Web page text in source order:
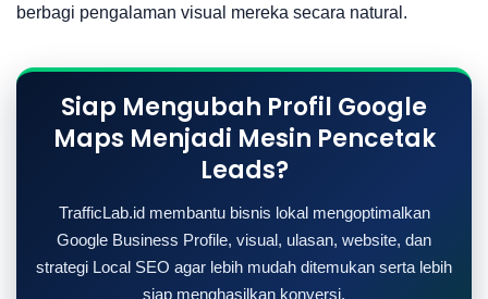
berbagi pengalaman visual mereka secara natural.
Siap Mengubah Profil Google
Maps Menjadi Mesin Pencetak
Leads?
TrafficLab.id membantu bisnis lokal mengoptimalkan
Google Business Profile, visual, ulasan, website, dan
strategi Local SEO agar lebih mudah ditemukan serta lebih
siap menghasilkan konversi.